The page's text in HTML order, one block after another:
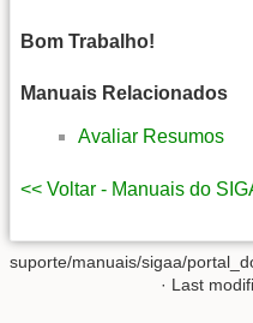
Bom Trabalho!
Manuais Relacionados
Avaliar Resumos
<< Voltar - Manuais do
suporte/manuais/sigaa/
· Last